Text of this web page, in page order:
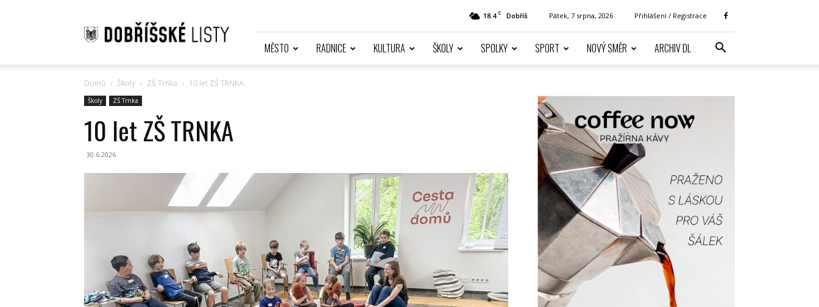
Online
18.4 C Dobříš Pátek, 7 srpna, 2026 Přihlášení / Registrace
MĚSTO RADNICE KULTURA ŠKOLY SPOLKY SPORT NOVÝ SMĚR ARCHIV DL
Domů Školy ZŠ Trnka 10 let ZŠ TRNKA
Školy ZŠ Trnka
10 let ZŠ TRNKA
30.6.2026